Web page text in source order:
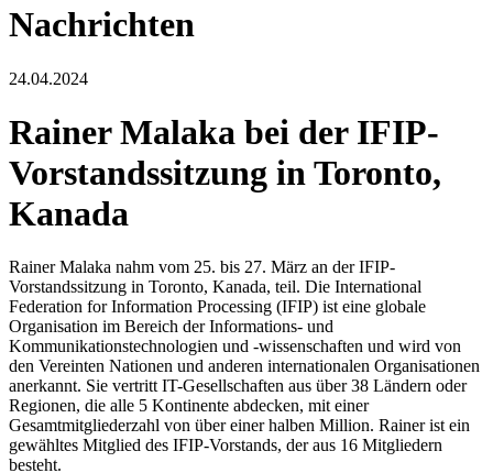
Nachrichten
24.04.2024
Rainer Malaka bei der IFIP-
Vorstandssitzung in Toronto,
Kanada
Rainer Malaka nahm vom 25. bis 27. März an der IFIP-
Vorstandssitzung in Toronto, Kanada, teil. Die International
Federation for Information Processing (IFIP) ist eine globale
Organisation im Bereich der Informations- und
Kommunikationstechnologien und -wissenschaften und wird von
den Vereinten Nationen und anderen internationalen Organisationen
anerkannt. Sie vertritt IT-Gesellschaften aus über 38 Ländern oder
Regionen, die alle 5 Kontinente abdecken, mit einer
Gesamtmitgliederzahl von über einer halben Million. Rainer ist ein
gewähltes Mitglied des IFIP-Vorstands, der aus 16 Mitgliedern
besteht.